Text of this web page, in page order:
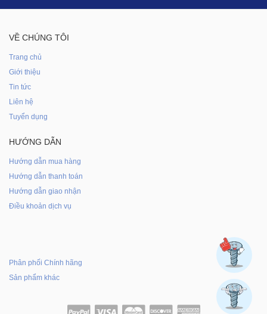
VỀ CHÚNG TÔI
Trang chủ
Giới thiệu
Tin tức
Liên hệ
Tuyển dụng
HƯỚNG DẪN
Hướng dẫn mua hàng
Hướng dẫn thanh toán
Hướng dẫn giao nhận
Điều khoản dịch vụ
Phân phối Chính hãng
Sản phẩm khác